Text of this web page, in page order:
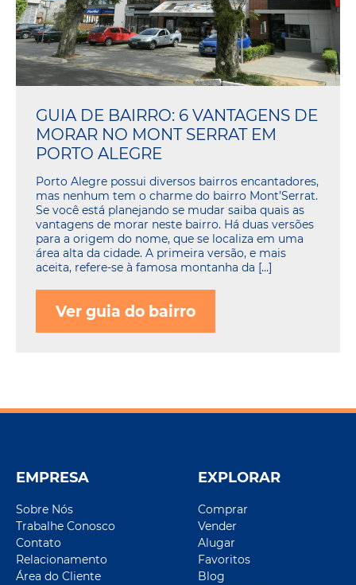
GUIA DE BAIRRO: 6 VANTAGENS DE
MORAR NO MONT SERRAT EM
PORTO ALEGRE
Porto Alegre possui diversos bairros encantadores,
mas nenhum tem o charme do bairro Mont’Serrat.
Se você está planejando se mudar saiba quais as
vantagens de morar neste bairro. Há duas versões
para a origem do nome, que se localiza em uma
área alta da cidade. A primeira versão, e mais
aceita, refere-se à famosa montanha da […]
Ver guia do bairro
EMPRESA
Sobre Nós
Trabalhe Conosco
Contato
Relacionamento
Área do Cliente
EXPLORAR
Comprar
Vender
Alugar
Favoritos
Blog